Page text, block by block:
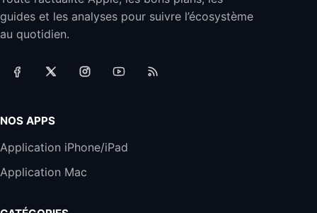
Jabra Biz 2300 - Casque Mono supra-
auriculaire Quick Disconnect - Casque
Filaire avec Microphone Antibruit Pour
Téléphones de Bureau
Harman Kardon SoundSticks 5 Haut-Parleur
289,47€
Galaxy S25 FE 6,7\" 5G Nano SIM 128 Go
guides et les analyses pour suivre l’écosystème
au quotidien.
NOS APPS
Application iPhone/iPad
Application Mac